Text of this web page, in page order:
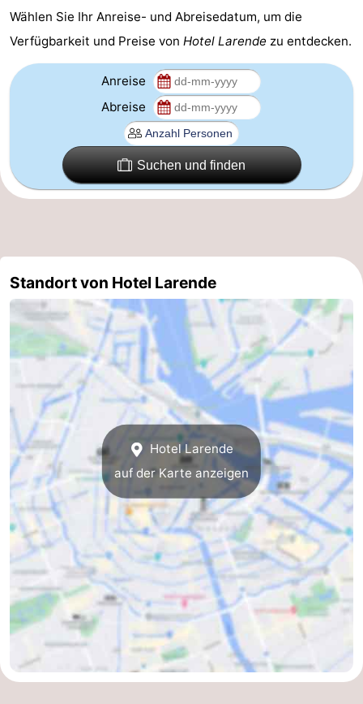
Forum
Verkehr
Route
Eindhoven
Parken
Tipps
Touristen
Medizin
Adressen
Wetter
Kontakt
Wählen Sie Ihr Anreise- und Abreisedatum, um die
Verfügbarkeit und Preise von Hotel Larende zu entdecken.
Anreise
Abreise
Suchen und finden
Standort von Hotel Larende
Hotel Larende
auf der Karte anzeigen